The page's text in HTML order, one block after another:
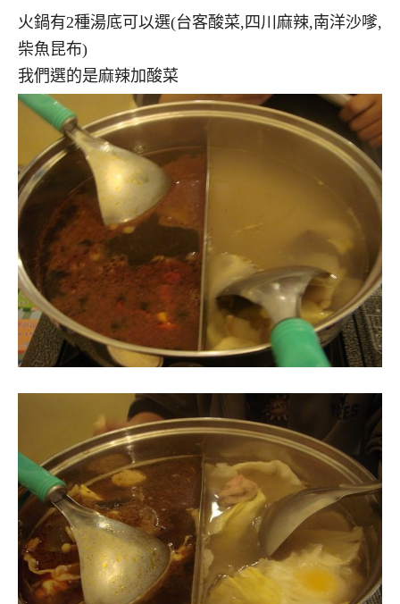
火鍋有2種湯底可以選(台客酸菜,四川麻辣,南洋沙嗲,
柴魚昆布)
我們選的是麻辣加酸菜